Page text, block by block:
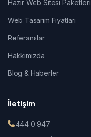
Hazır Web Sitesi Paketleri
Web Tasarım Fiyatları
Referanslar
Hakkımızda
Blog & Haberler
İletişim
444 0 947